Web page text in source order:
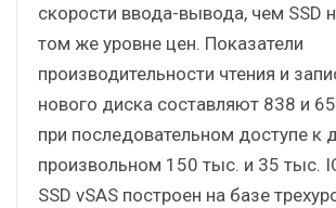
скорости ввода-вывода, чем SSD
том же уровне цен. Показатели
производительности чтения и
нового диска составляют 838 и
при последовательном доступе к
произвольном 150 тыс. и 35 тыс.
SSD vSAS построен на базе